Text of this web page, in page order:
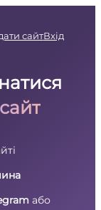
сайтВхід
або